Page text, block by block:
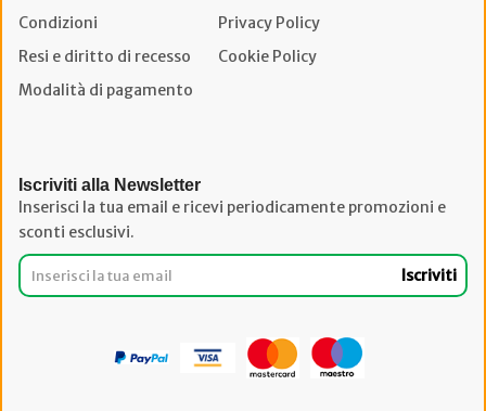
Condizioni
Privacy Policy
Resi e diritto di recesso
Cookie Policy
Modalità di pagamento
Iscriviti alla Newsletter
Inserisci la tua email e ricevi periodicamente promozioni e
sconti esclusivi.
Iscriviti